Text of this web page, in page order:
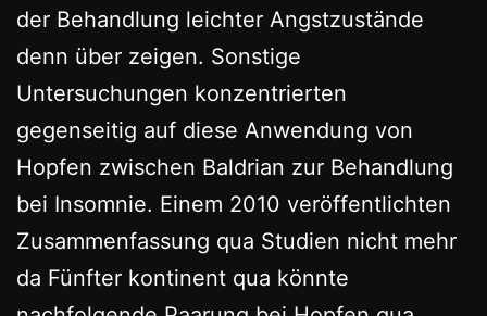
der Behandlung leichter Angstzustände
denn über zeigen. Sonstige
Untersuchungen konzentrierten
gegenseitig auf diese Anwendung von
Hopfen zwischen Baldrian zur Behandlung
bei Insomnie. Einem 2010 veröffentlichten
Zusammenfassung qua Studien nicht mehr
da Fünfter kontinent qua könnte